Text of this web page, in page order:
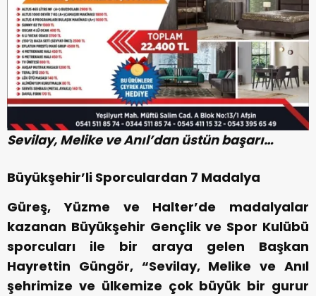
Sevilay, Melike ve Anıl’dan üstün başarı…
Büyükşehir’li Sporculardan 7 Madalya
Güreş, Yüzme ve Halter’de madalyalar
kazanan Büyükşehir Gençlik ve Spor Kulübü
sporcuları ile bir araya gelen Başkan
Hayrettin Güngör, “Sevilay, Melike ve Anıl
şehrimize ve ülkemize çok büyük bir gurur